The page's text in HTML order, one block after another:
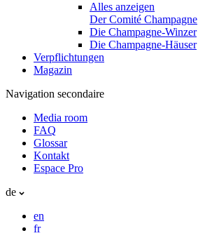
Alles anzeigen
Der Comité Champagne
Die Champagne-Winzer
Die Champagne-Häuser
Verpflichtungen
Magazin
Navigation secondaire
Media room
FAQ
Glossar
Kontakt
Espace Pro
de
en
fr